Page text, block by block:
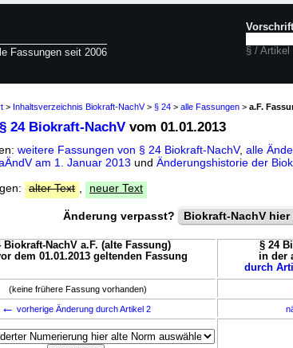
Fassungen seit 2006 § / Artikel
> Inhaltsverzeichnis Biokraft-NachV> § 24 > alle Fassungen > a.F.
§ 24 Biokraft-NachV vom 01.01.2013
weitere Fassungen von § 24 Biokraft-NachV, alle
am 1. Januar 2013 und Änderungshistorie der
alter Text neuer Text
Änderung verpasst? Biokraft-NachV
Biokraft-NachV a.F. (alte Fassung)
dem 01.01.2013 geltenden Fassung
§ 24
in der
durch
(keine frühere Fassung vorhanden)
← vorherige Änderung durch Artikel 2